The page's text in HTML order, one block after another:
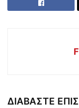
ΔΙΑΒΑΣΤΕ